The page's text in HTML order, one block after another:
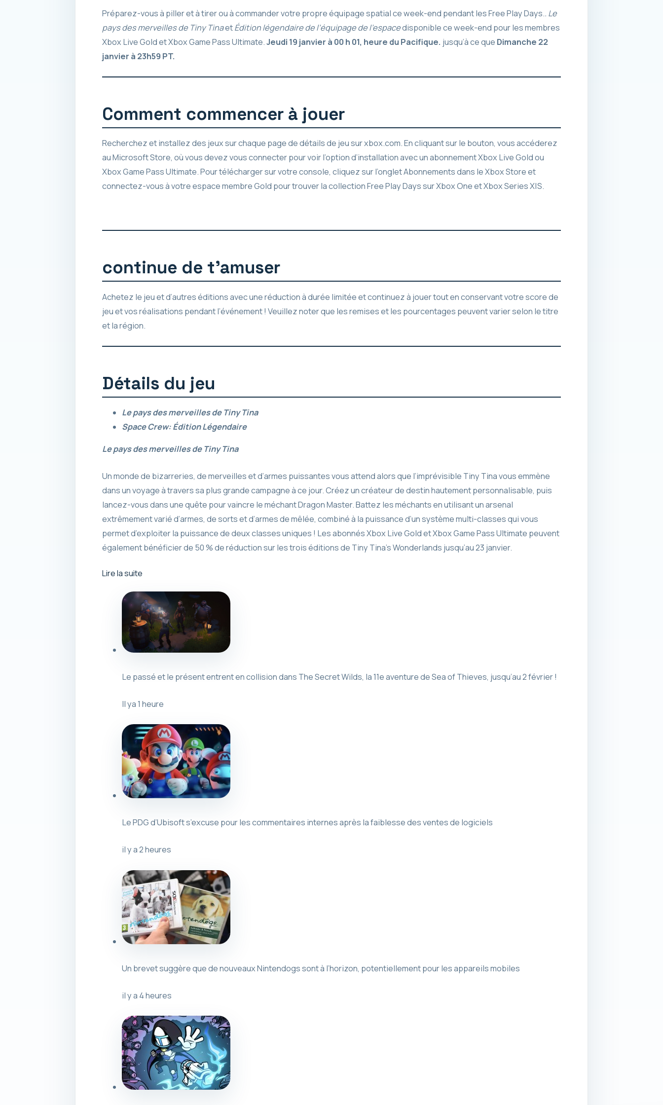
Préparez-vous à piller et à tirer ou à commander votre propre équipage spatial ce week-end pendant les Free Play Days.. Le
pays des merveilles de Tiny TinaetÉdition légendaire de l’équipage de l’espacedisponible ce week-end pour les membres
Xbox Live Gold et Xbox Game Pass Ultimate.Jeudi 19 janvier à 00 h 01, heure du Pacifique. jusqu’à ce que Dimanche 22
janvier à 23h59 PT.
Comment commencer à jouer
Recherchez et installez des jeux sur chaque page de détails de jeu sur xbox.com. En cliquant sur le bouton, vous accéderez
au Microsoft Store, où vous devez vous connecter pour voir l’option d’installation avec un abonnement Xbox Live Gold ou
Xbox Game Pass Ultimate. Pour télécharger sur votre console, cliquez sur l’onglet Abonnements dans le Xbox Store et
connectez-vous à votre espace membre Gold pour trouver la collection Free Play Days sur Xbox One et Xbox Series X|S.
continue de t’amuser
Achetez le jeu et d’autres éditions avec une réduction à durée limitée et continuez à jouer tout en conservant votre score de
jeu et vos réalisations pendant l’événement ! Veuillez noter que les remises et les pourcentages peuvent varier selon le titre
et la région.
Détails du jeu
Le pays des merveilles de Tiny Tina
Space Crew: Édition Légendaire
Le pays des merveilles de Tiny Tina
Un monde de bizarreries, de merveilles et d’armes puissantes vous attend alors que l’imprévisible Tiny Tina vous emmène
dans un voyage à travers sa plus grande campagne à ce jour. Créez un créateur de destin hautement personnalisable, puis
lancez-vous dans une quête pour vaincre le méchant Dragon Master. Battez les méchants en utilisant un arsenal
extrêmement varié d’armes, de sorts et d’armes de mêlée, combiné à la puissance d’un système multi-classes qui vous
permet d’exploiter la puissance de deux classes uniques ! Les abonnés Xbox Live Gold et Xbox Game Pass Ultimate peuvent
également bénéficier de 50 % de réduction sur les trois éditions de Tiny Tina’s Wonderlands jusqu’au 23 janvier.
Lire la suite
Le passé et le présent entrent en collision dans The Secret Wilds, la 11e aventure de Sea of ​​​​Thieves, jusqu’au 2 février !
Il ya 1 heure
Le PDG d’Ubisoft s’excuse pour les commentaires internes après la faiblesse des ventes de logiciels
il y a 2 heures
Un brevet suggère que de nouveaux Nintendogs sont à l’horizon, potentiellement pour les appareils mobiles
il y a 4 heures